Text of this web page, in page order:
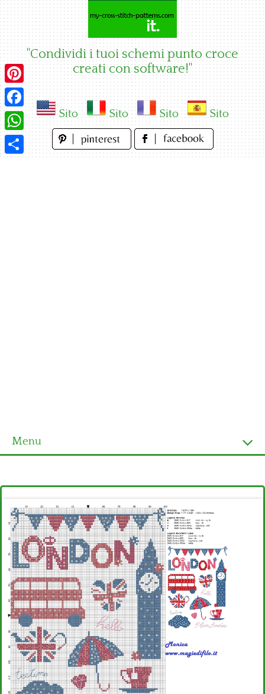
"Condividi i tuoi schemi punto croce
creati con software!"
Sito Sito Sito Sito
Menu
Ultimi schemi
Alfabeto
Bambini
Disney
Thun
Pinterest
Facebook
WhatsApp